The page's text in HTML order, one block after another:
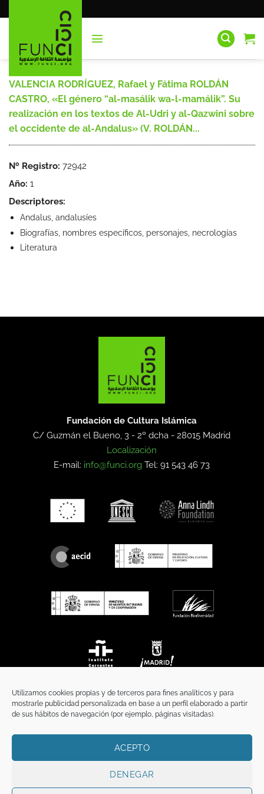
Utilizamos cookies propias y de terceros para fines analíticos y para
mostrarle publicidad personalizada en base a un perfil elaborado a partir
de sus hábitos de navegación (por ejemplo, páginas visitadas).
ACEPTO
DENEGAR
al
VALENCIA RODRÍGUEZ, Rafael y Fátima ROLDÁN
CASTRO, «El género “al-masálik wa-l-mamálik”. Su
realización en los textos de Al-Udri y al-Qazwini sobre
el occidente de al-Andalus» (V. ROLDÁN...
Nº Registro: 72942
Año: 1
Descriptores:
Andalus, andalusíes
Biografías, nombres específicos, personajes, necrologías
Literatura
Fundación de Cultura Islámica
C/ Guzmán el Bueno, 3 - 2º dcha -28015 Madrid
Localización
E-mail: info@funci.org Tel: 91 543 46 73
TÉRMINOS Y CONDICIONES
Copyright 2026 ©FunciFUNCI es titular de los derechos de propiedad